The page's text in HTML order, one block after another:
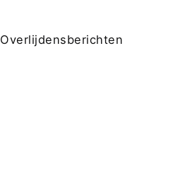
Overlijdensberichten